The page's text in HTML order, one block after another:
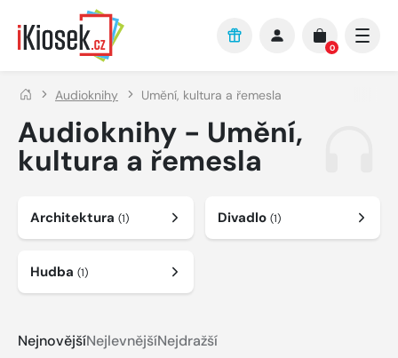
Přejít na hlavní obsah
0
Audioknihy Umění, kultura a řemesla
Audioknihy - Umění,
kultura a řemesla
Architektura (1) Divadlo (1)
Hudba (1)
NejnovějšíNejlevnějšíNejdražší